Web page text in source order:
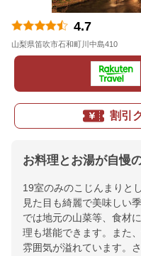
4.7
山梨県笛吹市石和町川中島410
割引
お料理とお湯が自慢
19室のみのこじんまりと
見た目も綺麗で美味しい
では地元の山菜等、食材
理も堪能できます。また
雰囲気が溢れています。